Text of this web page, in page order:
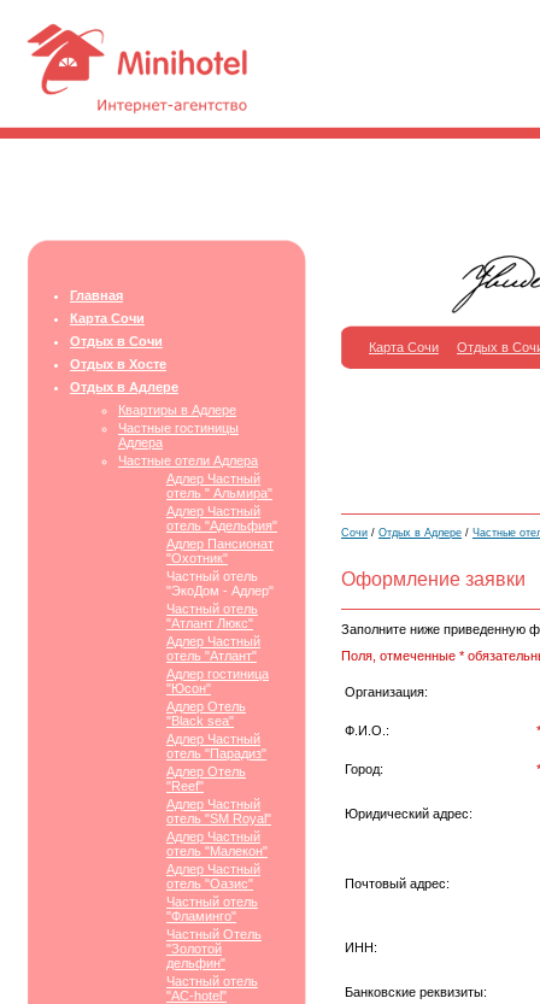
Главная
Карта Сочи
Отдых в Сочи
Отдых в Хосте
Отдых в Адлере
Квартиры в Адлере
Частные гостиницы
Адлера
Частные отели Адлера
Адлер Частный
отель " Альмира"
Адлер Частный
отель "Адельфия"
Адлер Пансионат
"Охотник"
Частный отель
"ЭкоДом - Адлер"
Частный отель
"Атлант Люкс"
Адлер Частный
отель "Атлант"
Адлер гостиница
"Юсон"
Адлер Отель
"Black sea"
Адлер Частный
отель "Парадиз"
Адлер Отель
"Reef"
Адлер Частный
отель "SM Royal"
Адлер Частный
отель "Малекон"
Адлер Частный
отель "Оазис"
Частный отель
"Фламинго"
Частный Отель
"Золотой
дельфин"
Частный отель
"АС-hotel"
Карта Сочи Отдых в
Сочи / Отдых в Адлере / Частные
Оформление заявки
Заполните ниже приведенную
Поля, отмеченные *
Организация:
Ф.И.О.: *
Город: *
Юридический адрес:
Почтовый адрес:
ИНН:
Банковские реквизиты: